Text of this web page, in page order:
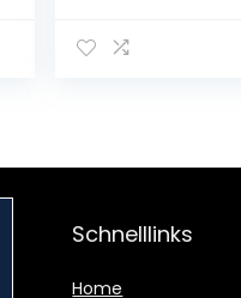
Linkshänder
Schnelllinks
Home